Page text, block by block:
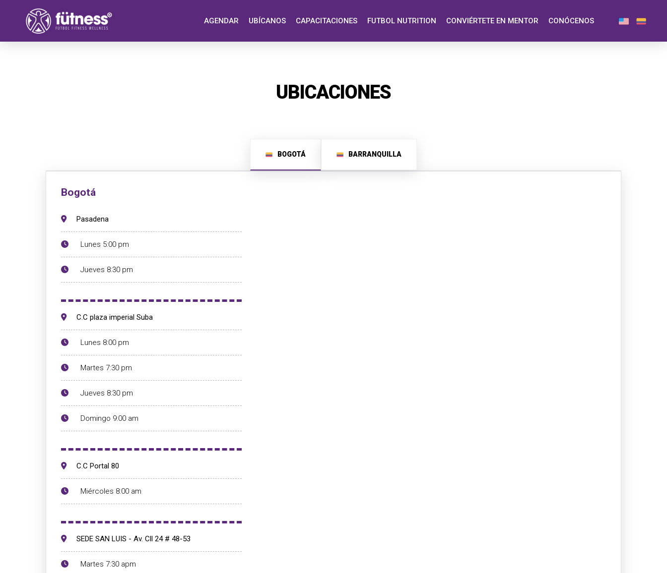
AGENDAR UBÍCANOS CAPACITACIONES FUTBOL NUTRITION CONVIÉRTETE EN MENTOR CONÓCENOS
UBICACIONES
BOGOTÁ BARRANQUILLA
Bogotá
Pasadena
Lunes 5:00 pm
Jueves 8:30 pm
C.C plaza imperial Suba
Lunes 8:00 pm
Martes 7:30 pm
Jueves 8:30 pm
Domingo 9:00 am
C.C Portal 80
Miércoles 8:00 am
SEDE SAN LUIS - Av. Cll 24 # 48-53
Martes 7:30 apm